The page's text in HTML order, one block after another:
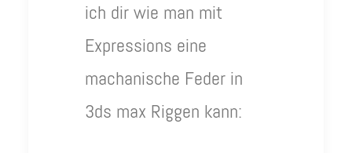
ich dir wie man mit
Expressions eine
machanische Feder in
3ds max Riggen kann: